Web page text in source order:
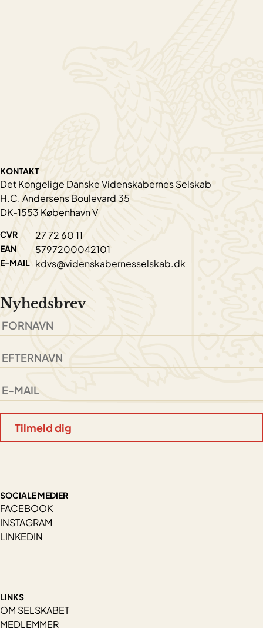
KONTAKT
Det Kongelige Danske Videnskabernes Selskab
H.C. Andersens Boulevard 35
DK-1553 København V
CVR 27 72 60 11
EAN 5797200042101
E-MAIL kdvs@videnskabernesselskab.dk
Nyhedsbrev
SOCIALE MEDIER
FACEBOOK
INSTAGRAM
LINKEDIN
LINKS
OM SELSKABET
MEDLEMMER